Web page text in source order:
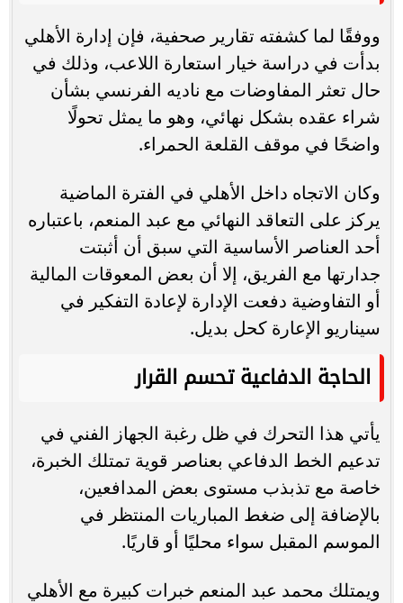
ووفقًا لما كشفته تقارير صحفية، فإن إدارة الأهلي
بدأت في دراسة خيار استعارة اللاعب، وذلك في
حال تعثر المفاوضات مع ناديه الفرنسي بشأن
شراء عقده بشكل نهائي، وهو ما يمثل تحولًا
واضحًا في موقف القلعة الحمراء.
وكان الاتجاه داخل الأهلي في الفترة الماضية
يركز على التعاقد النهائي مع عبد المنعم، باعتباره
أحد العناصر الأساسية التي سبق أن أثبتت
جدارتها مع الفريق، إلا أن بعض المعوقات المالية
أو التفاوضية دفعت الإدارة لإعادة التفكير في
سيناريو الإعارة كحل بديل.
الحاجة الدفاعية تحسم القرار
يأتي هذا التحرك في ظل رغبة الجهاز الفني في
تدعيم الخط الدفاعي بعناصر قوية تمتلك الخبرة،
خاصة مع تذبذب مستوى بعض المدافعين،
بالإضافة إلى ضغط المباريات المنتظر في
الموسم المقبل سواء محليًا أو قاريًا.
ويمتلك محمد عبد المنعم خبرات كبيرة مع الأهلي